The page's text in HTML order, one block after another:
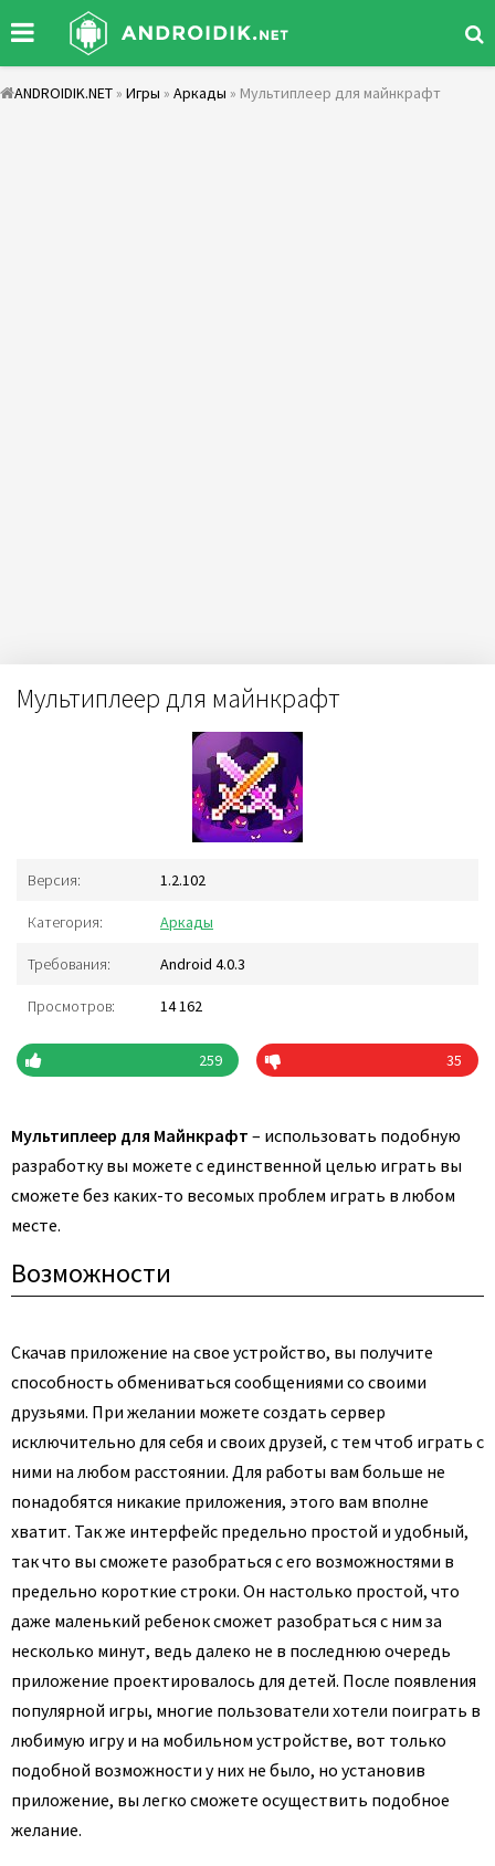
ANDROIDIK.NET » Игры » Аркады » Мультиплеер для майнкрафт
Мультиплеер для майнкрафт
Версия: 1.2.102
Категория: Аркады
Требования: Android 4.0.3
Просмотров: 14 162
259 35
Мультиплеер для Майнкрафт – использовать подобную
разработку вы можете с единственной целью играть вы
сможете без каких-то весомых проблем играть в любом
месте.
Возможности
Скачав приложение на свое устройство, вы получите
способность обмениваться сообщениями со своими
друзьями. При желании можете создать сервер
исключительно для себя и своих друзей, с тем чтоб играть с
ними на любом расстоянии. Для работы вам больше не
понадобятся никакие приложения, этого вам вполне
хватит. Так же интерфейс предельно простой и удобный,
так что вы сможете разобраться с его возможностями в
предельно короткие строки. Он настолько простой, что
даже маленький ребенок сможет разобраться с ним за
несколько минут, ведь далеко не в последнюю очередь
приложение проектировалось для детей. После появления
популярной игры, многие пользователи хотели поиграть в
любимую игру и на мобильном устройстве, вот только
подобной возможности у них не было, но установив
приложение, вы легко сможете осуществить подобное
желание.